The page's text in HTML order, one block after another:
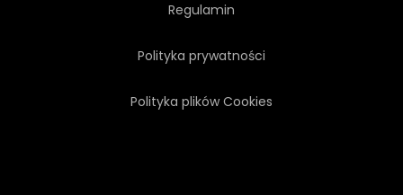
Regulamin
Polityka prywatności
Polityka plików Cookies